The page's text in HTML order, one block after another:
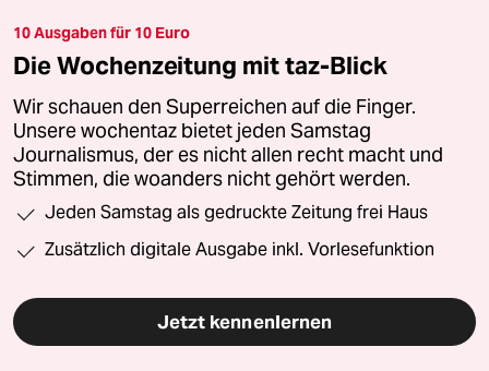
10 Ausgaben für 10 Euro
Die Wochenzeitung mit taz-Blick
Wir schauen den Superreichen auf die Finger.
Unsere wochentaz bietet jeden Samstag
Journalismus, der es nicht allen recht macht und
Stimmen, die woanders nicht gehört werden.
Jeden Samstag als gedruckte Zeitung frei Haus
Zusätzlich digitale Ausgabe inkl. Vorlesefunktion
Jetzt kennenlernen